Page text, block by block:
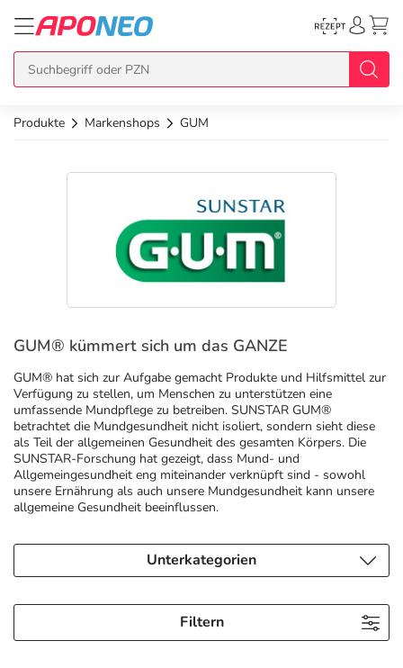
zurück
Übersicht Produkte
Arzneimittel
Bio & Genuss
Diabetes
Körperpflege & Kosmetik
Liebe & Erotik
Mutter & Kind
zurück
Übersicht Aktionen
APO Cash Deals
Im Set günstiger
Schnäppchen
Geschenkideen
Aktuelle Coupons 7
Summer SALE
Reiseapotheke
zurück
Übersicht Services
Dermatologische Beratung
Wechselwirkungscheck
Diabetes-Risiko-Test
BMI-Rechner
Fragen und Antworten
Kontakt
Ratgeber
Beliebte Beiträge
zurück
Übersicht Rezept einlösen
E-Rezept auf Karte
E-Rezept Ausdruck
Papier-Rezept
zurück
Übersicht APO Cash Deals
Alle APO Cash Deals
20% Extra Cash
15% Extra Cash
10% Extra Cash
5% Extra Cash
Avene & Ducray Deals
Eucerin Deals
Evolsin Deals
Produkte Markenshops GUM
GUM® kümmert sich um das GANZE
GUM® hat sich zur Aufgabe gemacht Produkte und Hilfsmittel zur
Verfügung zu stellen, um Menschen zu unterstützen eine
umfassende Mundpflege zu betreiben. SUNSTAR GUM®
betrachtet die Mundgesundheit nicht isoliert, sondern sieht diese
als Teil der allgemeinen Gesundheit des gesamten Körpers. Die
SUNSTAR-Forschung hat gezeigt, dass Mund- und
Allgemeingesundheit eng miteinander verknüpft sind - sowohl
unsere Ernährung als auch unsere Mundgesundheit kann unsere
allgemeine Gesundheit beeinflussen.
Unterkategorien
Filtern